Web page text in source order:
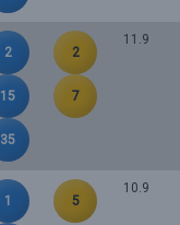
2
15
35
2
7
11.9
1
5
10.9